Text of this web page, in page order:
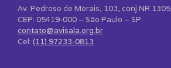
Av. Pedroso de Morais, 103, conj NR 1305
CEP: 05419-000 – São Paulo – SP
contato@avisala.org.br
Cel: (11) 97233-0813